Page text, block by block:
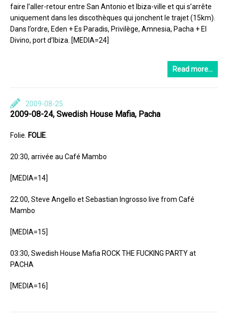
faire l’aller-retour entre San Antonio et Ibiza-ville et qui s’arrête
uniquement dans les discothèques qui jonchent le trajet (15km).
Dans l’ordre, Eden + Es Paradis, Privilège, Amnesia, Pacha + El
Divino, port d’Ibiza. [MEDIA=24]
Read more…
2009-08-25
2009-08-24, Swedish House Mafia, Pacha
Folie. FOLIE
20:30, arrivée au Café Mambo
[MEDIA=14]
22:00, Steve Angello et Sebastian Ingrosso live from Café
Mambo
[MEDIA=15]
03:30, Swedish House Mafia ROCK THE FUCKING PARTY at
PACHA
[MEDIA=16]